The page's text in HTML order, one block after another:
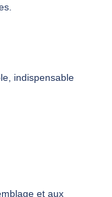
indispensable
et aux